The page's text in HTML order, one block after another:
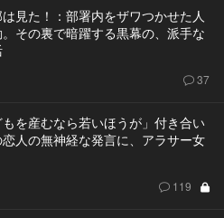
は見た！：部署内をザワつかせた人
その裏で暗躍する黒幕の、派手な
37
もを産むなら若いほうが」付き合い
人の無神経な発言に、アラサー女
119